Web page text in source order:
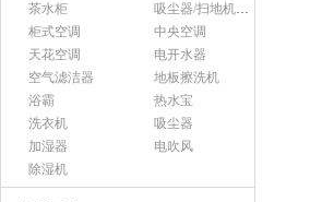
茶水柜
吸尘器/扫地机配件
柜式空调
中央空调
天花空调
电开水器
空气滤洁器
地板擦洗机
浴霸
热水宝
洗衣机
吸尘器
加湿器
电吹风
除湿机